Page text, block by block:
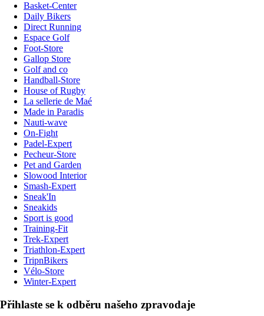
Basket-Center
Daily Bikers
Direct Running
Espace Golf
Foot-Store
Gallop Store
Golf and co
Handball-Store
House of Rugby
La sellerie de Maé
Made in Paradis
Nauti-wave
On-Fight
Padel-Expert
Pecheur-Store
Pet and Garden
Slowood Interior
Smash-Expert
Sneak'In
Sneakids
Sport is good
Training-Fit
Trek-Expert
Triathlon-Expert
TripnBikers
Vélo-Store
Winter-Expert
Přihlaste se k odběru našeho zpravodaje